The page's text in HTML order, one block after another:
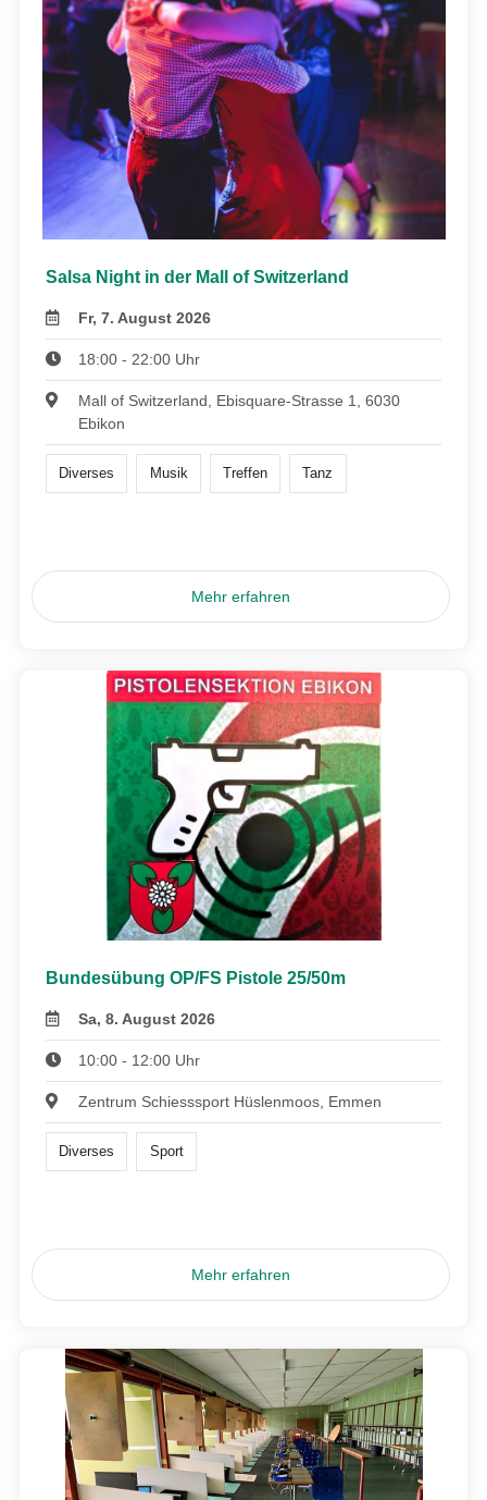
Salsa Night in der Mall of Switzerland
Fr, 7. August 2026
18:00 - 22:00 Uhr
Mall of Switzerland, Ebisquare-Strasse 1, 6030
Ebikon
Diverses Musik Treffen Tanz
Mehr erfahren
Bundesübung OP/FS Pistole 25/50m
Sa, 8. August 2026
10:00 - 12:00 Uhr
Zentrum Schiesssport Hüslenmoos, Emmen
Diverses Sport
Mehr erfahren